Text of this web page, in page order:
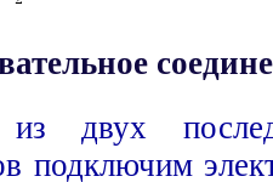
двух
подключим